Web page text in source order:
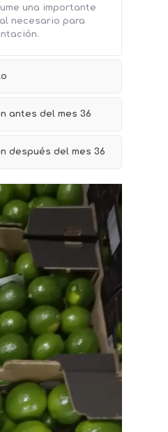
una importante
necesario para
antes del mes 36
después del mes 36